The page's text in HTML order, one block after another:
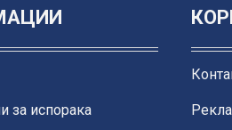
за испорака